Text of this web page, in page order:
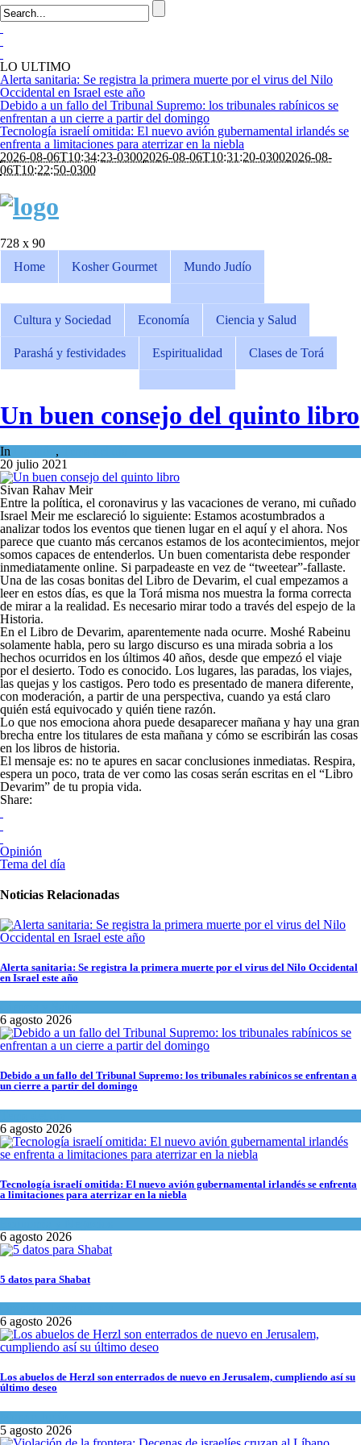
LO ULTIMO
Alerta sanitaria: Se registra la primera muerte por el virus del Nilo
Occidental en Israel este año
Debido a un fallo del Tribunal Supremo: los tribunales rabínicos se
enfrentan a un cierre a partir del domingo
Tecnología israelí omitida: El nuevo avión gubernamental irlandés se
enfrenta a limitaciones para aterrizar en la niebla
2026-08-06T10:34:23-03002026-08-06T10:31:20-03002026-08-
06T10:22:50-0300
728 x 90
Home
Kosher Gourmet Mundo Judío
Cultura y Sociedad Economía Ciencia y Salud
Parashá y festividades Espiritualidad Clases de Torá
Un buen consejo del quinto libro
In ,
20 julio 2021
Sivan Rahav Meir
Entre la política, el coronavirus y las vacaciones de verano, mi cuñado
Israel Meir me esclareció lo siguiente: Estamos acostumbrados a
analizar todos los eventos que tienen lugar en el aquí y el ahora. Nos
parece que cuanto más cercanos estamos de los acontecimientos, mejor
somos capaces de entenderlos. Un buen comentarista debe responder
inmediatamente online. Si parpadeaste en vez de “tweetear”-fallaste.
Una de las cosas bonitas del Libro de Devarim, el cual empezamos a
leer en estos días, es que la Torá misma nos muestra la forma correcta
de mirar a la realidad. Es necesario mirar todo a través del espejo de la
Historia.
En el Libro de Devarim, aparentemente nada ocurre. Moshé Rabeinu
solamente habla, pero su largo discurso es una mirada sobria a los
hechos ocurridos en los últimos 40 años, desde que empezó el viaje
por el desierto. Todo es conocido. Los lugares, las paradas, los viajes,
las quejas y los castigos. Pero todo es presentado de manera diferente,
con moderación, a partir de una perspectiva, cuando ya está claro
quién está equivocado y quién tiene razón.
Lo que nos emociona ahora puede desaparecer mañana y hay una gran
brecha entre los titulares de esta mañana y cómo se escribirán las cosas
en los libros de historia.
El mensaje es: no te apures en sacar conclusiones inmediatas. Respira,
espera un poco, trata de ver como las cosas serán escritas en el “Libro
Devarim” de tu propia vida.
Share:
Opinión
Tema del día
Noticias Relacionadas
Alerta sanitaria: Se registra la primera muerte por el virus del Nilo Occidental
en Israel este año
6 agosto 2026
Debido a un fallo del Tribunal Supremo: los tribunales rabínicos se enfrentan a
un cierre a partir del domingo
6 agosto 2026
Tecnología israelí omitida: El nuevo avión gubernamental irlandés se enfrenta
a limitaciones para aterrizar en la niebla
6 agosto 2026
5 datos para Shabat
6 agosto 2026
Los abuelos de Herzl son enterrados de nuevo en Jerusalem, cumpliendo así su
último deseo
5 agosto 2026